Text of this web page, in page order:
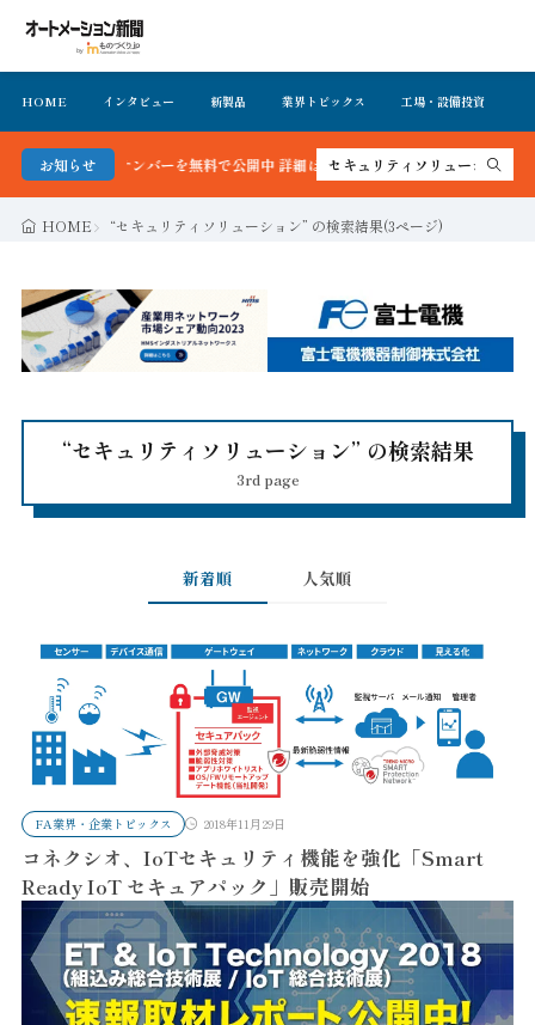
HOME インタビュー 新製品 業界トピックス 工場・設備投資
お知らせ
ーを無料で公開中 詳細はこちら
HOME “セキュリティソリューション” の検索結果(3ページ)
“セキュリティソリューション” の検索結果
3rd page
新着順 人気順
FA業界・企業トピックス 2018年11月29日
コネクシオ、IoTセキュリティ機能を強化「Smart
Ready IoT セキュアパック」販売開始